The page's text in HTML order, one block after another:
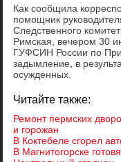
Как сообщила
помощник
Следственного
Римская, вечером 30
ГУФСИН России по
задымление, в
осужденных.
Читайте также:
Ремонт пермских
и горожан
В Коктебеле сгорел
В Магнитогорске